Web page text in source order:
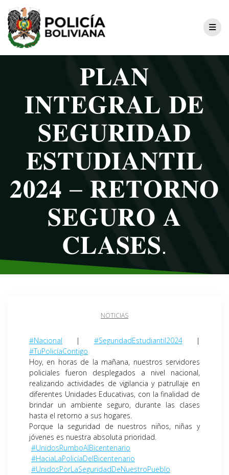
𝐏𝐋𝐀𝐍
𝐈𝐍𝐓𝐄𝐆𝐑𝐀𝐋 𝐃𝐄
𝐒𝐄𝐆𝐔𝐑𝐈𝐃𝐀𝐃
𝐄𝐒𝐓𝐔𝐃𝐈𝐀𝐍𝐓𝐈𝐋
𝟐𝟎𝟐𝟒 – 𝐑𝐄𝐓𝐎𝐑𝐍𝐎
𝐒𝐄𝐆𝐔𝐑𝐎 𝐀
𝐂𝐋𝐀𝐒𝐄𝐒.
NOTICIAS
#Nacional | #SeguridadEstudiantil2024|
#TuPolicíaContigo
Hoy, en horas de la mañana, nuestros servidores
policiales fueron desplegados a nivel nacional,
realizando actividades de vigilancia y patrullaje en
diferentes Unidades Educativas, con la finalidad de
brindar un ambiente seguro, durante las clases
hasta el retorno a sus hogares.
Porque la seguridad de nuestros niños, niñas y
jóvenes es nuestra absoluta prioridad.
#UnidosRumboAlBicentenario
#HaciaLaPolicíaDelBicentenario
#UnidosPorLaSeguridadDeNuestroPueblo